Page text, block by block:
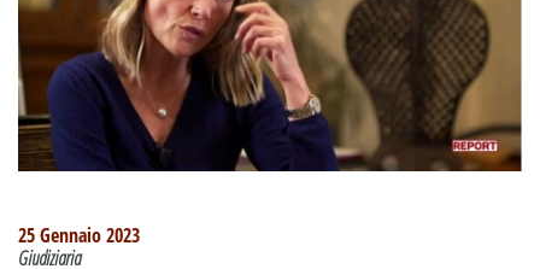
25 Gennaio 2023
Giudiziaria